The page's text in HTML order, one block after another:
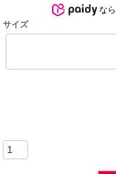
なら
サイズ